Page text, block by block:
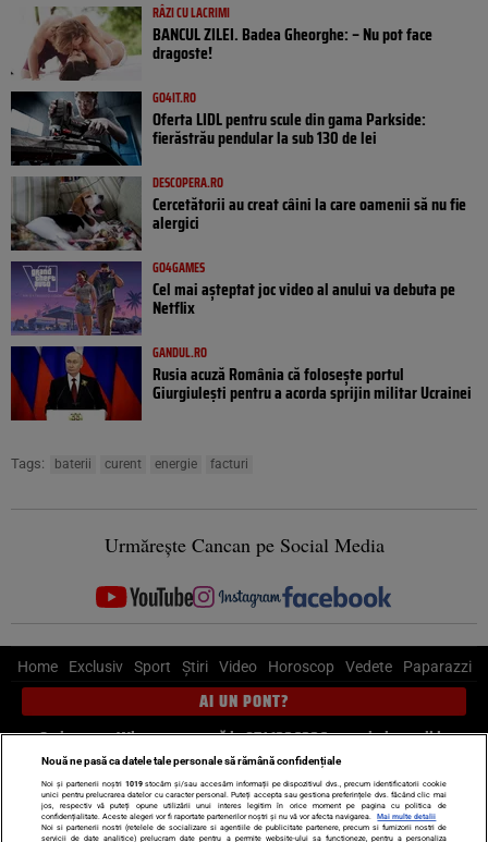
RÂZI CU LACRIMI
BANCUL ZILEI. Badea Gheorghe: – Nu pot face
dragoste!
GO4IT.RO
Oferta LIDL pentru scule din gama Parkside:
fierăstrău pendular la sub 130 de lei
DESCOPERA.RO
Cercetătorii au creat câini la care oamenii să nu fie
alergici
GO4GAMES
Cel mai așteptat joc video al anului va debuta pe
Netflix
GANDUL.RO
Rusia acuză România că folosește portul
Giurgiulești pentru a acorda sprijin militar Ucrainei
Tags: baterii curent energie facturi
Urmărește Cancan pe Social Media
Home Exclusiv Sport Știri Video Horoscop Vedete Paparazzi
AI UN PONT?
Scrie-ne pe Whatsapp, sună la 0741226226 sau trimite mail la
pont@cancan.ro
Știri interne Știri externe
Politică
Nouă ne pasă ca datele tale personale să rămână confidențiale
Noi și partenerii noștri 1019stocăm și/sau accesăm informații pe dispozitivul dvs., precum identificatorii cookie
unici pentru prelucrarea datelor cu caracter personal. Puteți accepta sau gestiona preferințele dvs. făcând clic mai
jos, respectiv vă puteți opune utilizării unui interes legitim în orice moment pe pagina cu politica de
confidențialitate. Aceste alegeri vor fi raportate partenerilor noștri și nu vă vor afecta navigarea.
Mai multe detalii
Noi si partenerii nostri (retelele de socializare si agentiile de publicitate partenere, precum si furnizorii nostri de
servicii de date analitice) prelucram date pentru a permite website-ului sa functioneze, pentru a personaliza